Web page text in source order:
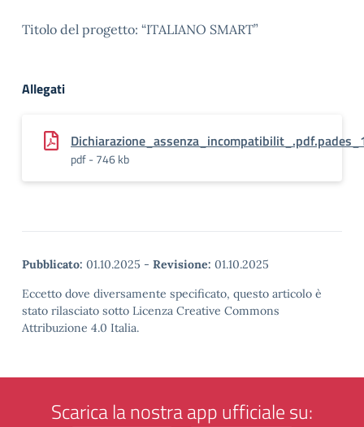
Titolo del progetto: “ITALIANO SMART”
Allegati
pdf - 746 kb
Pubblicato: 01.10.2025 - Revisione: 01.10.2025
Eccetto dove diversamente specificato, questo articolo è
stato rilasciato sotto Licenza Creative Commons
Attribuzione 4.0 Italia.
Scarica la nostra app ufficiale su: